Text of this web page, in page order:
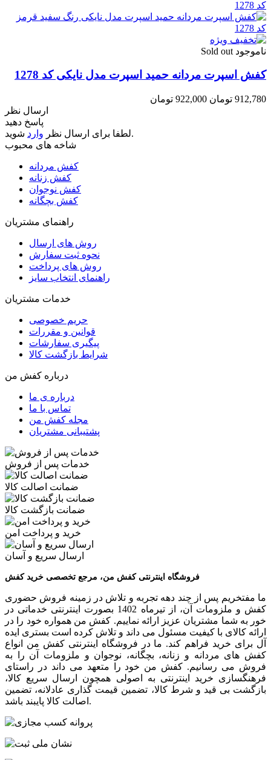
ناموجود Sold out
کفش اسپرت مردانه حمید اسپرت مدل نایکی کد 1278
912,780 تومان
922,000 تومان
ارسال نظر
پاسخ دهید
لطفا برای ارسال نظر وارد
شوید.
شاخه های محبوب
کفش مردانه
کفش زنانه
کفش نوجوان
کفش بچگانه
راهنمای مشتریان
روش های ارسال
نحوه ثبت سفارش
روش های پرداخت
راهنمای انتخاب سایز
خدمات مشتریان
حریم خصوصی
قوانین و مقررات
پیگیری سفارشات
شرایط بازگشت کالا
درباره کفش من
درباره ی ما
تماس با ما
مجله کفش من
پشتیبانی مشتریان
خدمات پس از فروش
ضمانت اصالت کالا
ضمانت بازگشت کالا
خرید و پرداخت امن
ارسال سریع و آسان
فروشگاه اینترنتی کفش من، مرجع تخصصی خرید کفش
ما مفتخریم پس از چند دهه تجربه و تلاش در زمینه فروش حضوری
کفش و ملزومات آن، از تیرماه 1402 بصورت اینترنتی خدماتی در
خور به شما مشتریان عزیز ارائه نماییم. کفش من همواره خود را در
ارائه کالای با کیفیت مسئول می داند و تلاش کرده است بستری ایده
آل برای خرید فراهم کند. ما در فروشگاه اینترنتی کفش من انواع
کفش های مردانه و زنانه، بچگانه، نوجوان و ملزومات آن را به
فروش می رسانیم. کفش من خود را متعهد می داند در راستای
فرهنگسازی خرید اینترنتی به اصولی همچون ارسال سریع کالا،
بازگشت بی قید و شرط کالا، تضمین قیمت گذاری عادلانه، تضمین
اصالت کالا پایبند باشد.